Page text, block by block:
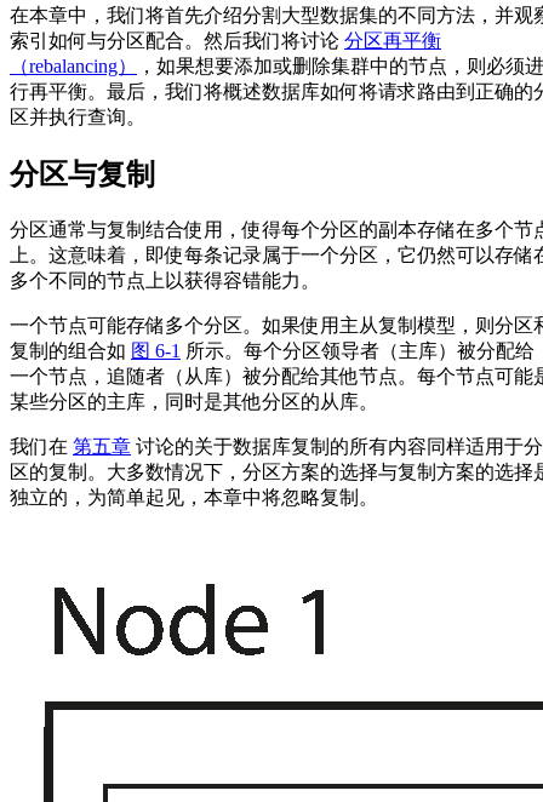
在本章中，我们将首先介绍分割大型数据集的不同方法，并观
索引如何与分区配合。然后我们将讨论 分区再平衡
（rebalancing）
，如果想要添加或删除集群中的节点，则必须进
行再平衡。最后，我们将概述数据库如何将请求路由到正确的
区并执行查询。
分区与复制
分区通常与复制结合使用，使得每个分区的副本存储在多个节
上。这意味着，即使每条记录属于一个分区，它仍然可以存储
多个不同的节点上以获得容错能力。
一个节点可能存储多个分区。如果使用主从复制模型，则分区
复制的组合如 图 6-1 所示。每个分区领导者（主库）被分配给
一个节点，追随者（从库）被分配给其他节点。每个节点可能
某些分区的主库，同时是其他分区的从库。
我们在 第五章 讨论的关于数据库复制的所有内容同样适用于分
区的复制。大多数情况下，分区方案的选择与复制方案的选择
独立的，为简单起见，本章中将忽略复制。